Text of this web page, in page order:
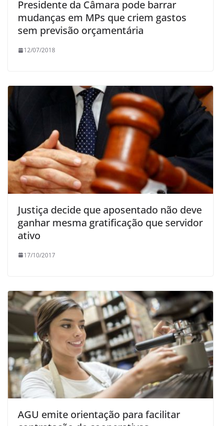
Presidente da Câmara pode barrar
mudanças em MPs que criem gastos
sem previsão orçamentária
12/07/2018
Justiça decide que aposentado não deve
ganhar mesma gratificação que servidor
ativo
17/10/2017
AGU emite orientação para facilitar